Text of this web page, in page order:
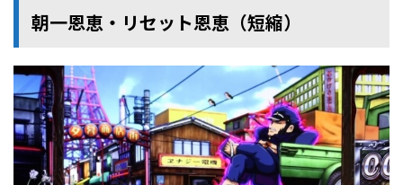
朝一恩恵・リセット恩恵（短縮）